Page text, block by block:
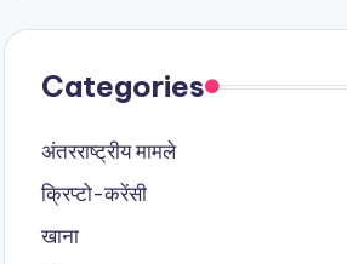
Categories
अंतरराष्ट्रीय मामले
क्रिप्टो-करेंसी
खाना